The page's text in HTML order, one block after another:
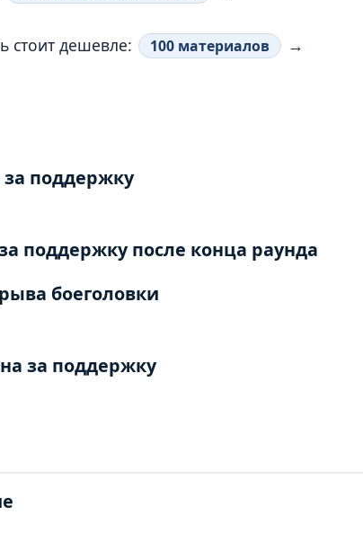
стоит дешевле: 100 материалов →
за поддержку
поддержку после конца раунда
боеголовки
за поддержку